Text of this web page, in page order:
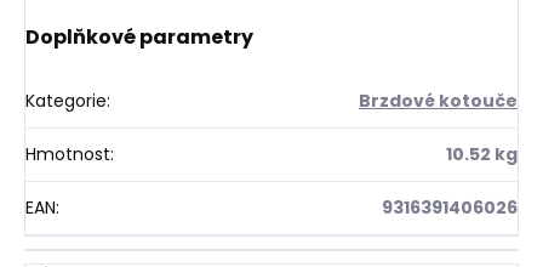
Doplňkové parametry
Kategorie: Brzdové kotouče
Hmotnost: 10.52 kg
EAN: 9316391406026